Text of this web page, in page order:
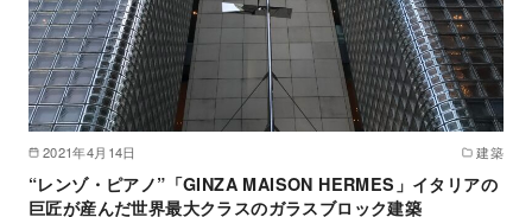
2021年4月14日 建築
“レンゾ・ピアノ”「GINZA MAISON HERMES」イタリアの
巨匠が産んだ世界最大クラスのガラスブロック建築